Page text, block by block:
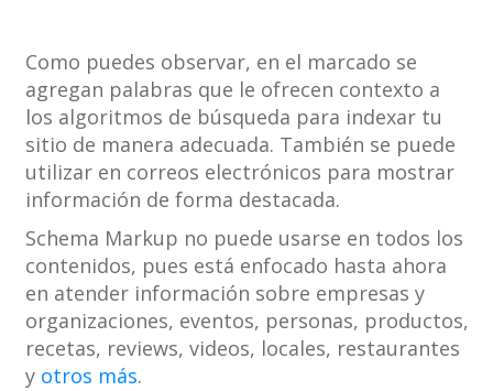
Como puedes observar, en el marcado se
agregan palabras que le ofrecen contexto a
los algoritmos de búsqueda para indexar tu
sitio de manera adecuada. También se puede
utilizar en correos electrónicos para mostrar
información de forma destacada.
Schema Markup no puede usarse en todos los
contenidos, pues está enfocado hasta ahora
en atender información sobre empresas y
organizaciones, eventos, personas, productos,
recetas, reviews, videos, locales, restaurantes
y otros más.